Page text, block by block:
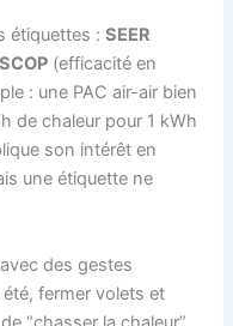
étiquettes :SEER
SCOP (efficacité en
: une PAC air-air bien
de chaleur pour 1 kWh
son intérêt en
une étiquette ne
des gestes
été, fermer volets et